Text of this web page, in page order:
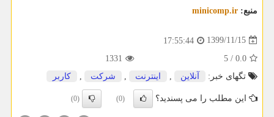
منبع: minicomp.ir
1399/11/15
17:55:44
0.0
/
5
1331
تگهای خبر:
آنلاین اینترنت شركت كاربر
این مطلب را می پسندید؟ (0)
(0)